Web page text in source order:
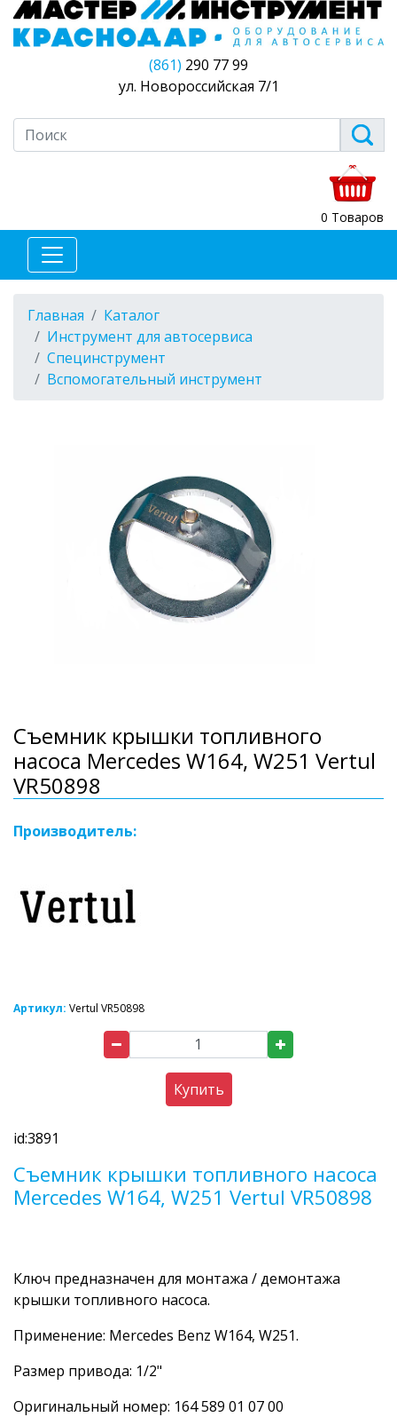
(861) 290 77 99
ул. Новороссийская 7/1
0 Товаров
Главная
Каталог
Инструмент для автосервиса
Специнструмент
Вспомогательный инструмент
Съемник крышки топливного
насоса Mercedes W164, W251 Vertul
VR50898
Производитель:
Артикул: Vertul VR50898
Купить
id:3891
Съемник крышки топливного насоса
Mercedes W164, W251 Vertul VR50898
Ключ предназначен для монтажа / демонтажа
крышки топливного насоса.
Применение: Mercedes Benz W164, W251.
Размер привода: 1/2"
Оригинальный номер: 164 589 01 07 00